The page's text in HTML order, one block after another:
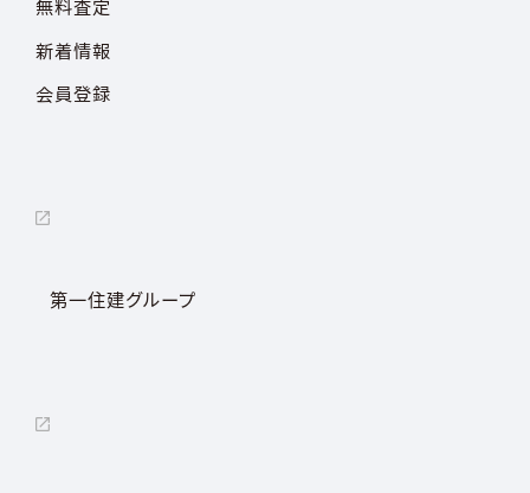
無料査定
新着情報
会員登録
第一住建グループ